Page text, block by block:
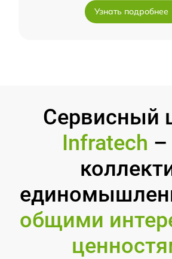
Узнать подробнее
Сервисный
Infratech –
общими